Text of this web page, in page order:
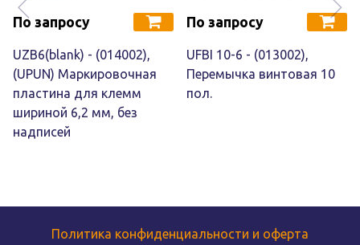
По запросу
UZB6(blank) - (014002),
(UPUN) Маркировочная
пластина для клемм
шириной 6,2 мм, без
надписей
По запросу
UFBI 10-6 - (013002),
Перемычка винтовая 10
пол.
Политика конфиденциальности и оферта